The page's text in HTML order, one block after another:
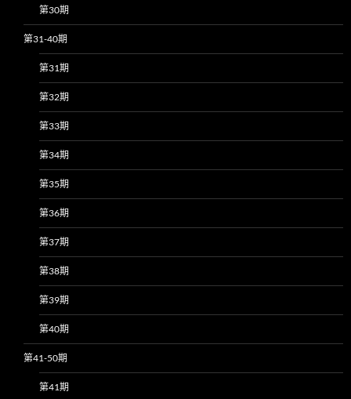
第30期
第31-40期
第31期
第32期
第33期
第34期
第35期
第36期
第37期
第38期
第39期
第40期
第41-50期
第41期